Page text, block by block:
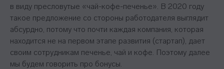
в виду пресловутые «чай-кофе-печенье». В 2020 году
такое предложение со стороны работодателя выглядит
абсурдно, потому что почти каждая компания, которая
находится не на первом этапе развития (стартап), дает
своим сотрудникам печенье, чай и кофе. Поэтому далее
мы будем говорить про бонусы.